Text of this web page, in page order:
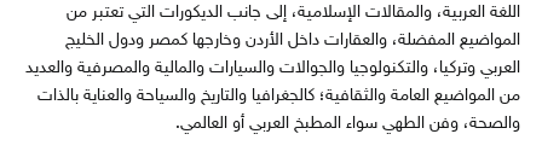
اللغة العربية، والمقالات الإسلامية، إلى جانب الديكورات التي تعتبر من
المواضيع المفضلة، والعقارات داخل الأردن وخارجها كمصر ودول الخليج
العربي وتركيا، والتكنولوجيا والجوالات والسيارات والمالية والمصرفية والعديد
من المواضيع العامة والثقافية؛ كالجغرافيا والتاريخ والسياحة والعناية بالذات
والصحة، وفن الطهي سواء المطبخ العربي أو العالمي.